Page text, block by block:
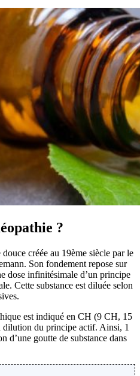
?
créée au 19ème siècle par le
Son fondement repose sur
dose infinitésimale d’un principe
Cette substance est diluée selon
est indiqué en CH (9 CH, 15
du principe actif. Ainsi, 1
d’une goutte de substance dans